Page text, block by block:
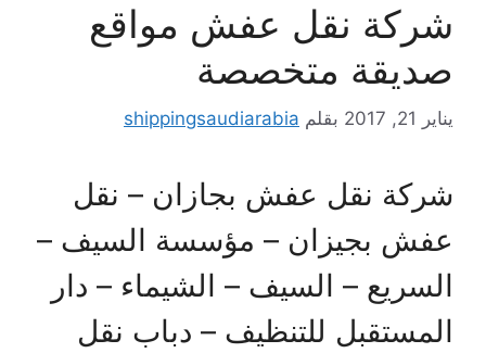
شركة نقل عفش مواقع
صديقة متخصصة
يناير 21, 2017 بقلم shippingsaudiarabia
شركة نقل عفش بجازان – نقل
عفش بجيزان – مؤسسة السيف –
السريع – السيف – الشيماء – دار
المستقبل للتنظيف – دباب نقل